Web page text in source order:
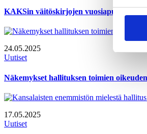
KAKSin väitöskirjojen vuosiapuraha
24.05.2025
Uutiset
Näkemykset hallituksen toimien
17.05.2025
Uutiset